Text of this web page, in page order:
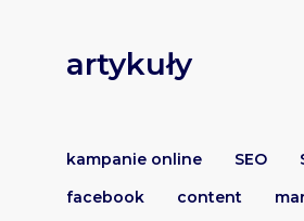
artykuły
kampanie online SEO
facebook
content